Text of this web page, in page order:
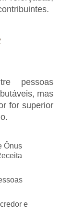
pessoas
mas
for superior
Ônus
e